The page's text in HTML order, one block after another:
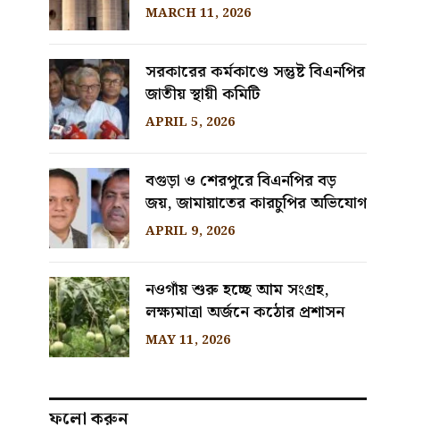
MARCH 11, 2026
সরকারের কর্মকাণ্ডে সন্তুষ্ট বিএনপির
জাতীয় স্থায়ী কমিটি
APRIL 5, 2026
বগুড়া ও শেরপুরে বিএনপির বড়
জয়, জামায়াতের কারচুপির অভিযোগ
APRIL 9, 2026
নওগাঁয় শুরু হচ্ছে আম সংগ্রহ,
লক্ষ্যমাত্রা অর্জনে কঠোর প্রশাসন
MAY 11, 2026
ফলো করুন